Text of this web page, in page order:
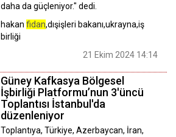
daha da güçleniyor." dedi.
hakan fidan,dışişleri bakanı,ukrayna,iş
birliği
21 Ekim 2024 14:14
Güney Kafkasya Bölgesel
İşbirliği Platformu’nun 3'üncü
Toplantısı İstanbul'da
düzenleniyor
Toplantıya, Türkiye, Azerbaycan, İran,